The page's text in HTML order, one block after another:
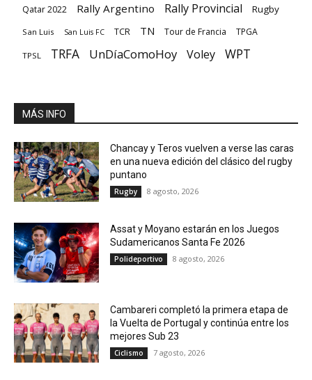
Qatar 2022 Rally Argentino Rally Provincial Rugby
San Luis San Luis FC TCR TN Tour de Francia TPGA
TPSL TRFA UnDíaComoHoy Voley WPT
MÁS INFO
Chancay y Teros vuelven a verse las caras
en una nueva edición del clásico del rugby
puntano
Rugby 8 agosto, 2026
Assat y Moyano estarán en los Juegos
Sudamericanos Santa Fe 2026
Polideportivo 8 agosto, 2026
Cambareri completó la primera etapa de
la Vuelta de Portugal y continúa entre los
mejores Sub 23
Ciclismo 7 agosto, 2026